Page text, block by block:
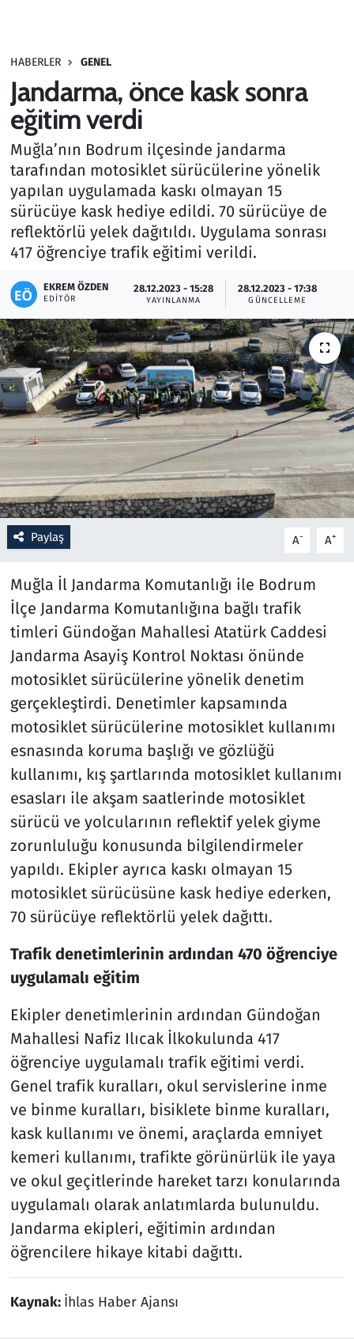
HABERLER GENEL
Jandarma, önce kask sonra
eğitim verdi
Muğla’nın Bodrum ilçesinde jandarma
tarafından motosiklet sürücülerine yönelik
yapılan uygulamada kaskı olmayan 15
sürücüye kask hediye edildi. 70 sürücüye de
reflektörlü yelek dağıtıldı. Uygulama sonrası
417 öğrenciye trafik eğitimi verildi.
EKREM ÖZDEN
EDITÖR
28.12.2023 - 15:28
YAYINLANMA
28.12.2023 - 17:38
GÜNCELLEME
Paylaş A- A+
Muğla İl Jandarma Komutanlığı ile Bodrum
İlçe Jandarma Komutanlığına bağlı trafik
timleri Gündoğan Mahallesi Atatürk Caddesi
Jandarma Asayiş Kontrol Noktası önünde
motosiklet sürücülerine yönelik denetim
gerçekleştirdi. Denetimler kapsamında
motosiklet sürücülerine motosiklet kullanımı
esnasında koruma başlığı ve gözlüğü
kullanımı, kış şartlarında motosiklet kullanımı
esasları ile akşam saatlerinde motosiklet
sürücü ve yolcularının reflektif yelek giyme
zorunluluğu konusunda bilgilendirmeler
yapıldı. Ekipler ayrıca kaskı olmayan 15
motosiklet sürücüsüne kask hediye ederken,
70 sürücüye reflektörlü yelek dağıttı.
Trafik denetimlerinin ardından 470 öğrenciye
uygulamalı eğitim
Ekipler denetimlerinin ardından Gündoğan
Mahallesi Nafiz Ilıcak İlkokulunda 417
öğrenciye uygulamalı trafik eğitimi verdi.
Genel trafik kuralları, okul servislerine inme
ve binme kuralları, bisiklete binme kuralları,
kask kullanımı ve önemi, araçlarda emniyet
kemeri kullanımı, trafikte görünürlük ile yaya
ve okul geçitlerinde hareket tarzı konularında
uygulamalı olarak anlatımlarda bulunuldu.
Jandarma ekipleri, eğitimin ardından
öğrencilere hikaye kitabi dağıttı.
Kaynak: İhlas Haber Ajansı
Haber
Kültür Sanat
Kurumsal Haberler
Lezzet Durağı
Memur ve Kamu
Ramazan
Resmi İlanlar
Rüya Tabirleri
Sağlık
Savunma Sanayi
Seçim 2023
Spor
Teknoloji ve Bilim
Televizyon